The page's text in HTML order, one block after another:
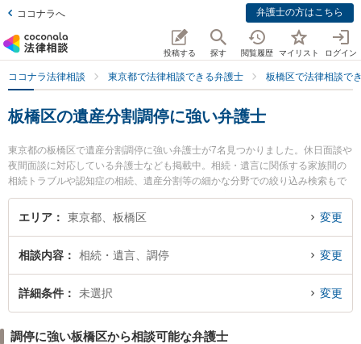
ココナラへ 弁護士の方はこちら
投稿する 探す 閲覧履歴 マイリスト ログイン
ココナラ法律相談 東京都で法律相談できる弁護士 板橋区で法律相談で
板橋区の遺産分割調停に強い弁護士
東京都の板橋区で遺産分割調停に強い弁護士が7名見つかりました。休日面談や
夜間面談に対応している弁護士なども掲載中。相続・遺言に関係する家族間の
相続トラブルや認知症の相続、遺産分割等の細かな分野での絞り込み検索もで
き便利です。特にきのした法律事務所の木下 正一郎弁護士や木下信行法律事務
所の木下 信行弁護士、N総合法律事務所の首藤 裕二弁護士のプロフィール情報
トラブル解決の実績豊富な近くの弁護士を検索したい』『初回相談無料で遺産
分割調停を法律相談できる板橋区内の弁護士に相談予約したい』などでお困り
の相談者さんにおすすめです。
エリア 東京都、板橋区 変更
相談内容 相続・遺言、調停 変更
詳細条件 未選択 変更
調停に強い板橋区から相談可能な弁護士